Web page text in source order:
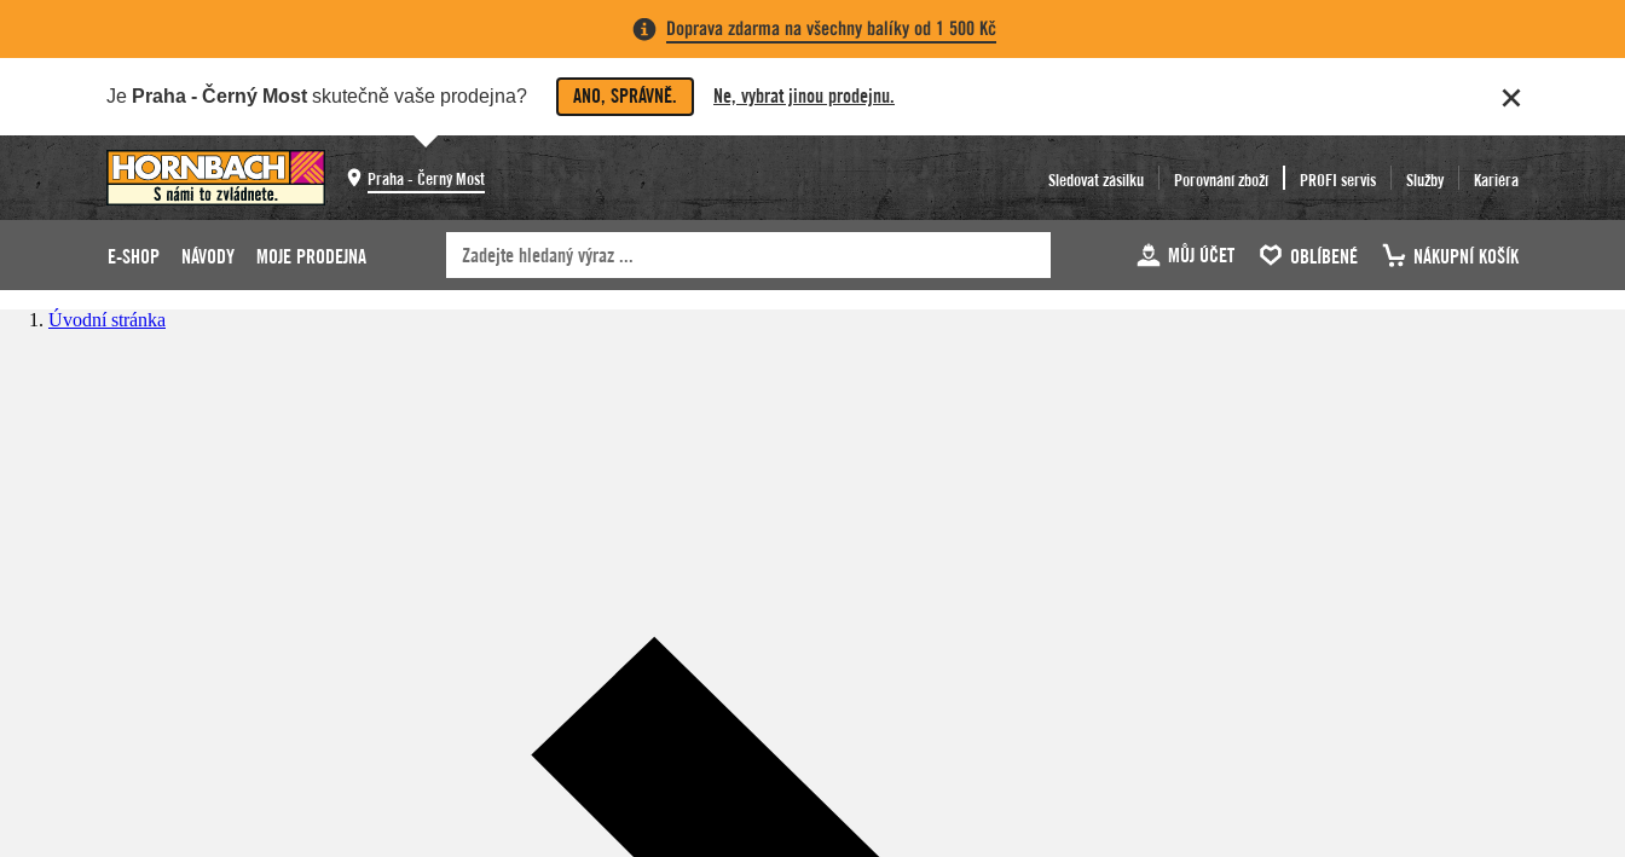
Doprava zdarma na všechny balíky od 1 500 Kč
Je Praha - Černý Most skutečně vaše prodejna? ANO, SPRÁVNĚ. Ne, vybrat jinou prodejnu.
Praha - Černý Most Sledovat zásilku Porovnání zboží PROFI servis Služby Kariéra
E-SHOP NÁVODY MOJE PRODEJNA MŮJ ÚČET OBLÍBENÉ NÁKUPNÍ KOŠÍK
Úvodní stránka